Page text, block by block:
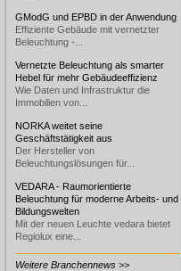
GModG und EPBD in der Anwendung
Effiziente Gebäude mit vernetzter
Beleuchtung -...
Vernetzte Beleuchtung als smarter
Hebel für mehr Gebäudeeffizienz
Wie Daten und Infrastruktur die
Immobilien von...
NORKA weitet seine
Geschäftstätigkeit aus
Der Hersteller von
Beleuchtungslösungen für...
VEDARA - Raumorientierte
Beleuchtung für moderne Arbeits- und
Bildungswelten
Mit der neuen Leuchte vedara bietet
Regiolux eine...
Weitere Branchennews >>